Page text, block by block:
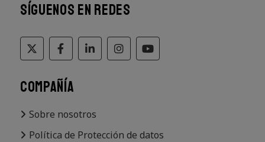
SÍGUENOS EN REDES
COMPAÑÍA
Sobre nosotros
Política de Protección de datos